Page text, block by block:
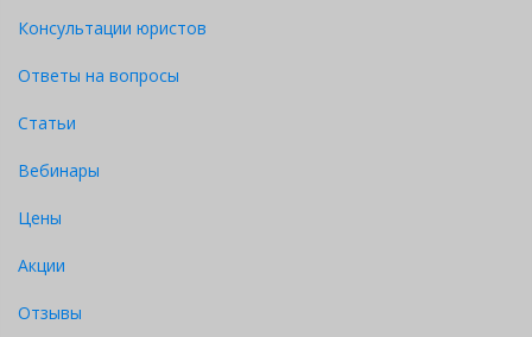
Консультации юристов
Ответы на вопросы
Статьи
Вебинары
Цены
Акции
Отзывы